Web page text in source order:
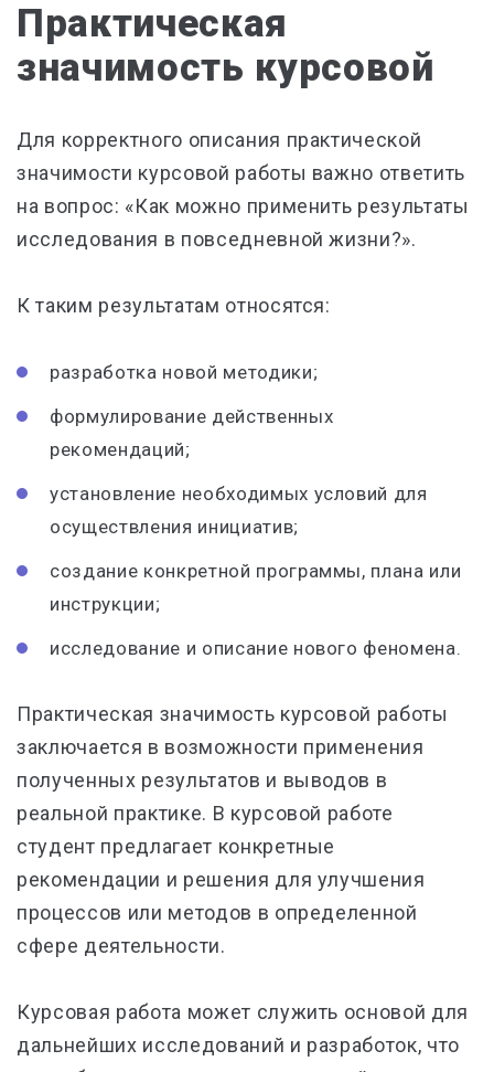
Практическая
значимость курсовой
Для корректного описания практической
значимости курсовой работы важно ответить
на вопрос: «Как можно применить результаты
исследования в повседневной жизни?».
К таким результатам относятся:
разработка новой методики;
формулирование действенных
рекомендаций;
установление необходимых условий для
осуществления инициатив;
создание конкретной программы, плана или
инструкции;
исследование и описание нового феномена.
Практическая значимость курсовой работы
заключается в возможности применения
полученных результатов и выводов в
реальной практике. В курсовой работе
студент предлагает конкретные
рекомендации и решения для улучшения
процессов или методов в определенной
сфере деятельности.
Курсовая работа может служить основой для
дальнейших исследований и разработок, что